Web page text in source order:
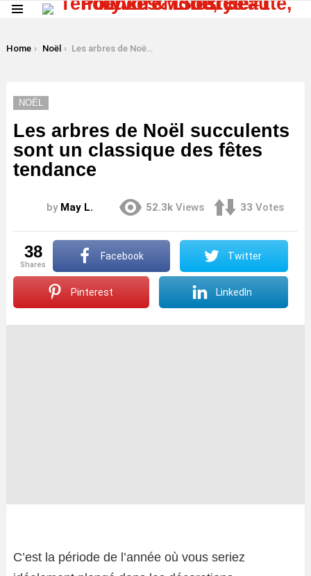
You are here:
Home Noël Les arbres de Noël succulents sont un classique des fêtes tendance
NOËL
Les arbres de Noël succulents
sont un classique des fêtes
tendance
by May L. 52.3k Views 33 Votes
38
shares
Facebook Twitter
Pinterest LinkedIn
C’est la période de l’année où vous seriez